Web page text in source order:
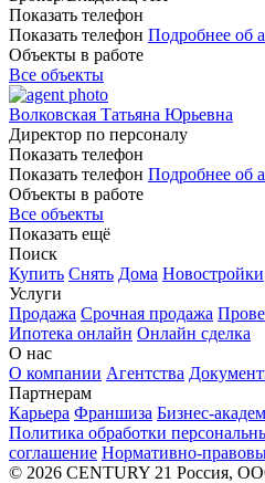
Показать телефон
Показать телефон Подробнее об
Объекты в работе
Все объекты
Волковская Татьяна Юрьевна
Директор по персоналу
Показать телефон
Показать телефон Подробнее об
Объекты в работе
Все объекты
Показать ещё
Поиск
Купить Снять Дома Новостройки
Услуги
Продажа Срочная продажа
Ипотека онлайн Онлайн сделка
О нас
О компании Агентства
Партнерам
Карьера Франшиза Бизнес-
Политика обработки
соглашение Нормативно-
© 2026 CENTURY 21